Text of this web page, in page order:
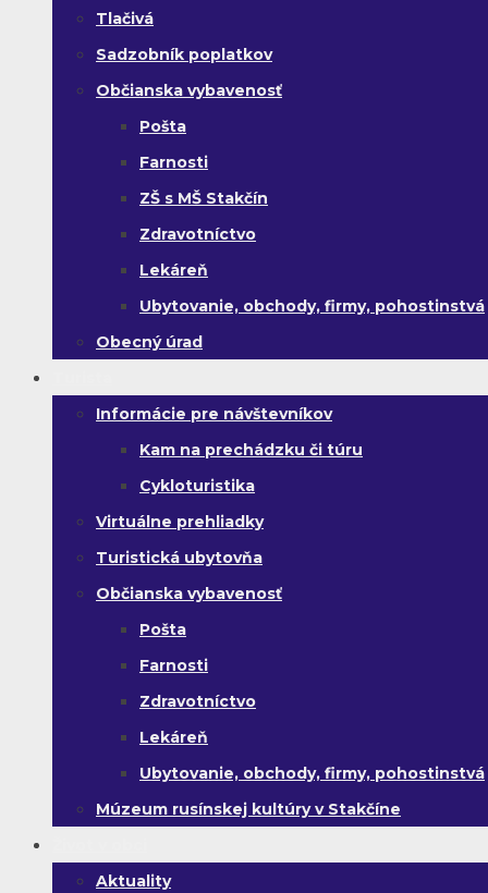
Tlačivá
Sadzobník poplatkov
Občianska vybavenosť
Pošta
Farnosti
ZŠ s MŠ Stakčín
Zdravotníctvo
Lekáreň
Ubytovanie, obchody, firmy, pohostinstvá
Obecný úrad
Informácie pre návštevníkov
Kam na prechádzku či túru
Cykloturistika
Virtuálne prehliadky
Turistická ubytovňa
Občianska vybavenosť
Pošta
Farnosti
Zdravotníctvo
Lekáreň
Ubytovanie, obchody, firmy, pohostinstvá
Múzeum rusínskej kultúry v Stakčíne
Aktuality